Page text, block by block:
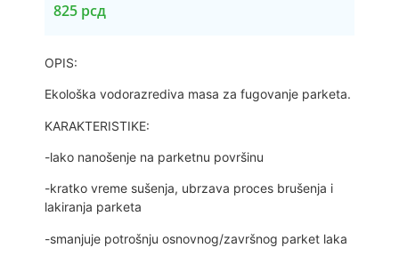
825 рсд
OPIS:
Ekološka vodorazrediva masa za fugovanje parketa.
KARAKTERISTIKE:
-lako nanošenje na parketnu površinu
-kratko vreme sušenja, ubrzava proces brušenja i
lakiranja parketa
-smanjuje potrošnju osnovnog/završnog parket laka